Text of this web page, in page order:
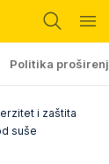
Politika
i zaštita
suše